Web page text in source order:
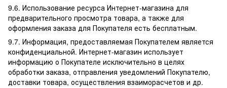
9.6. Использование ресурса Интернет-магазина для
предварительного просмотра товара, а также для
оформления заказа для Покупателя есть бесплатным.
9.7. Информация, предоставляемая Покупателем является
конфиденциальной. Интернет-магазин использует
информацию о Покупателе исключительно в целях
обработки заказа, отправления уведомлений Покупателю,
доставки товара, осуществления взаиморасчетов и др.